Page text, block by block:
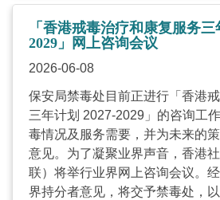
「香港戒毒治疗和康复服务三
2029」网上咨询会议
2026-06-08
保安局禁毒处目前正进行「香港
三年计划 2027-2029」的咨询工
毒情况及服务需要，并为未来的
意见。为了凝聚业界声音，香港
联）将举行业界网上咨询会议。
界持分者意见，将交予禁毒处，